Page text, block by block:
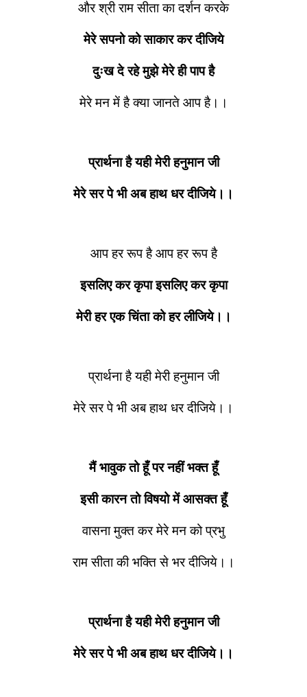
और श्री राम सीता का दर्शन करके
मेरे सपनो को साकार कर दीजिये
दुःख दे रहे मुझे मेरे ही पाप है
मेरे मन में है क्या जानते आप है।।
प्रार्थना है यही मेरी हनुमान जी
मेरे सर पे भी अब हाथ धर दीजिये।।
आप हर रूप है आप हर रूप है
इसलिए कर कृपा इसलिए कर कृपा
मेरी हर एक चिंता को हर लीजिये।।
प्रार्थना है यही मेरी हनुमान जी
मेरे सर पे भी अब हाथ धर दीजिये।।
मैं भावुक तो हूँ पर नहीं भक्त हूँ
इसी कारन तो विषयो में आसक्त हूँ
वासना मुक्त कर मेरे मन को प्रभु
राम सीता की भक्ति से भर दीजिये।।
प्रार्थना है यही मेरी हनुमान जी
मेरे सर पे भी अब हाथ धर दीजिये।।